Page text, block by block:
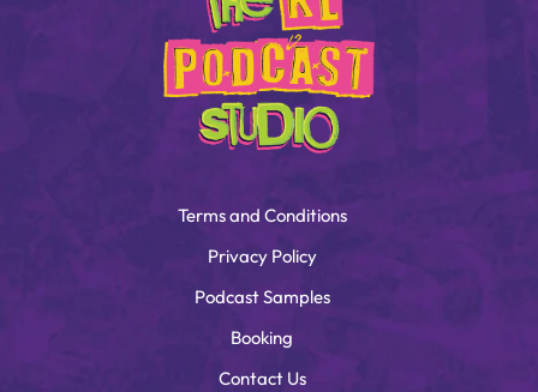
Terms and Conditions
Privacy Policy
Podcast Samples
Booking
Contact Us